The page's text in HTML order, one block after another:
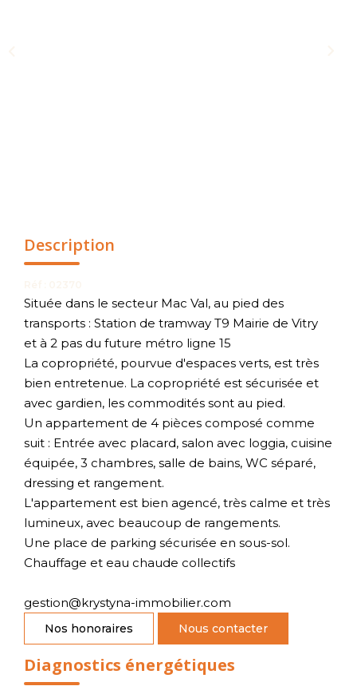
Description
Située dans le secteur Mac Val, au pied des
transports : Station de tramway T9 Mairie de Vitry
et à 2 pas du future métro ligne 15
La copropriété, pourvue d'espaces verts, est très
bien entretenue. La copropriété est sécurisée et
avec gardien, les commodités sont au pied.
Un appartement de 4 pièces composé comme
suit : Entrée avec placard, salon avec loggia, cuisine
équipée, 3 chambres, salle de bains, WC séparé,
dressing et rangement.
L'appartement est bien agencé, très calme et très
lumineux, avec beaucoup de rangements.
Une place de parking sécurisée en sous-sol.
Chauffage et eau chaude collectifs
gestion@krystyna-immobilier.com
Nos honoraires Nous contacter
Diagnostics énergétiques